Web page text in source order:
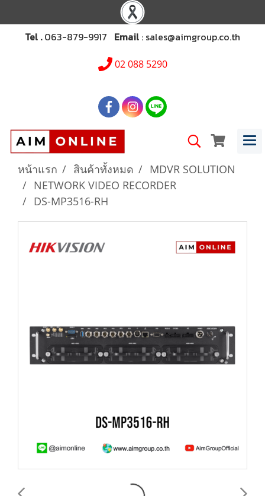
Tel .063-879-9917 Email : sales@aimgroup.co.th
02 088 5290
หน้าแรก สินค้าทั้งหมด
MDVR SOLUTION
NETWORK VIDEO RECORDER
DS-MP3516-RH